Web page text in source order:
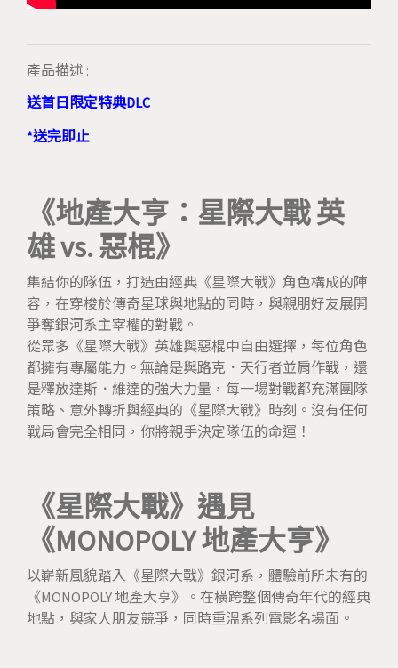
產品描述 :
送首日限定特典DLC
*送完即止
《地產大亨：星際大戰 英
雄 vs. 惡棍》
集結你的隊伍，打造由經典《星際大戰》角色構成的陣
容，在穿梭於傳奇星球與地點的同時，與親朋好友展開
爭奪銀河系主宰權的對戰。
從眾多《星際大戰》英雄與惡棍中自由選擇，每位角色
都擁有專屬能力。無論是與路克．天行者並肩作戰，還
是釋放達斯．維達的強大力量，每一場對戰都充滿團隊
策略、意外轉折與經典的《星際大戰》時刻。沒有任何
戰局會完全相同，你將親手決定隊伍的命運！
《星際大戰》遇見
《MONOPOLY 地產大亨》
以嶄新風貌踏入《星際大戰》銀河系，體驗前所未有的
《MONOPOLY 地產大亨》。在橫跨整個傳奇年代的經典
地點，與家人朋友競爭，同時重溫系列電影名場面。